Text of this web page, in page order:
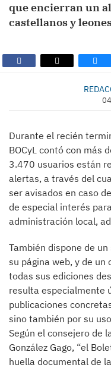
que encierran un
castellanos y
Durante el recién
BOCyL contó con más
3.470 usuarios están
alertas, a través del
ser avisados en caso
de especial interés
administración local,
También dispone de
su página web, y de
todas sus ediciones
resulta especialmente
publicaciones
sino también por su
Según el consejero de
González Gago, “el
huella documental de